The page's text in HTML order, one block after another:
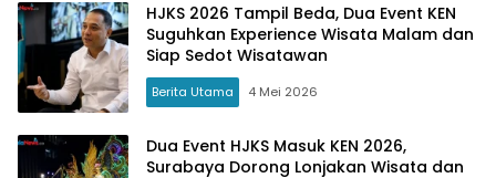
HJKS 2026 Tampil Beda, Dua Event KEN
Suguhkan Experience Wisata Malam dan
Siap Sedot Wisatawan
Berita Utama 4 Mei 2026
Dua Event HJKS Masuk KEN 2026,
Surabaya Dorong Lonjakan Wisata dan